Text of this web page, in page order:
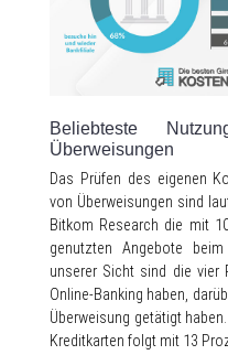
Beliebteste
Überweisungen
Das Prüfen des eigenen
von Überweisungen sind
Bitkom Research die mit
genutzten Angebote
unserer Sicht sind die vier
Online-Banking haben,
Überweisung getätigt
Kreditkarten folgt mit 13